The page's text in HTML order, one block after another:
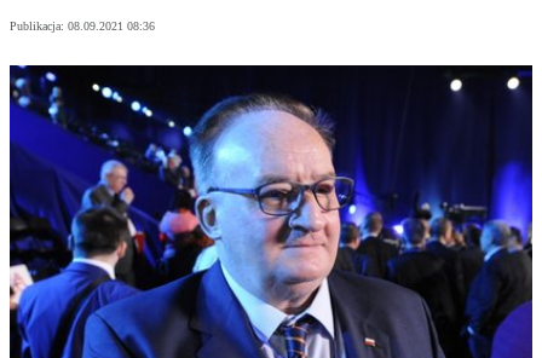
Publikacja: 08.09.2021 08:36